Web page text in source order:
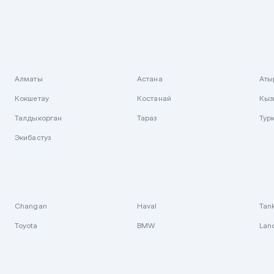
Алматы Астана
Кокшетау Костанай
Талдыкорган Тараз
Экибастуз
Changan Haval
Toyota BMW